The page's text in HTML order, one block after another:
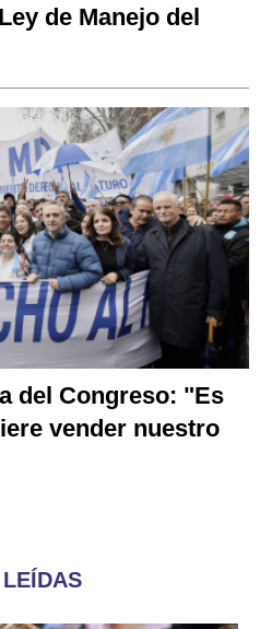
de Manejo del
del Congreso: "Es
vender nuestro